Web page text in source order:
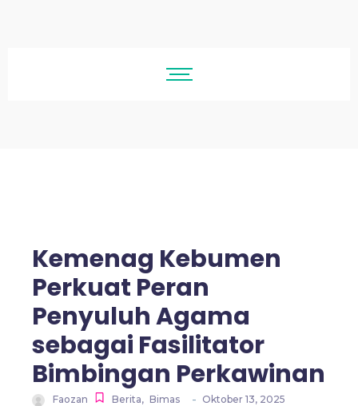
Kemenag Kebumen
Perkuat Peran
Penyuluh Agama
sebagai Fasilitator
Bimbingan Perkawinan
Faozan Berita, Bimas - Oktober 13, 2025